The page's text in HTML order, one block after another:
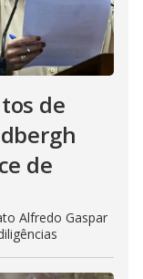
de
de
Alfredo Gaspar